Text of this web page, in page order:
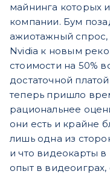
майнинга которых
компании. Бум
ажиотажный спрос,
Nvidia к новым
стоимости на 50%
достаточной
теперь пришло
рациональнее
они есть и крайне
лишь одна из
и что видеокарты
опыт в